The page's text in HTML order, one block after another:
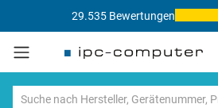
29.535 Bewertungen